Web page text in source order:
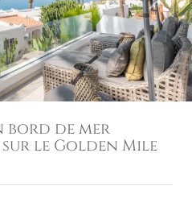
bord de mer
le Golden Mile